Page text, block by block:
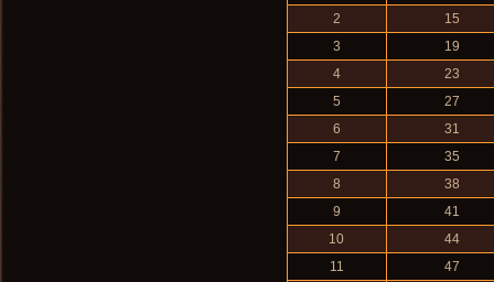
2
15
3
19
4
23
5
27
6
31
7
35
8
38
9
41
10
44
11
47